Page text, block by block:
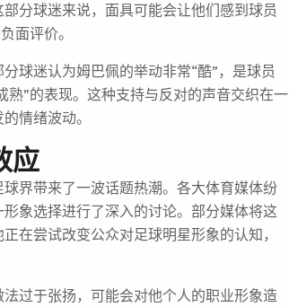
分球迷来说，面具可能会让他们感到球员
面评价。
球迷认为姆巴佩的举动非常“酷”，是球员
熟”的表现。这种支持与反对的声音交织在一
情绪波动。
应
界带来了一波话题热潮。各大体育媒体纷
象选择进行了深入的讨论。部分媒体将这
在尝试改变公众对足球明星形象的认知，
过于张扬，可能会对他个人的职业形象造